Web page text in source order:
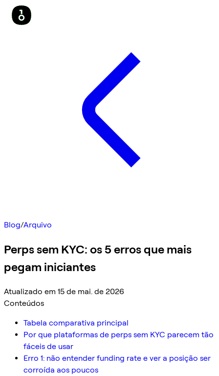
Blog/Arquivo
Perps sem KYC: os 5 erros que mais
pegam iniciantes
Atualizado em 15 de mai. de 2026
Conteúdos
Tabela comparativa principal
Por que plataformas de perps sem KYC parecem tão
fáceis de usar
Erro 1: não entender funding rate e ver a posição ser
corroída aos poucos